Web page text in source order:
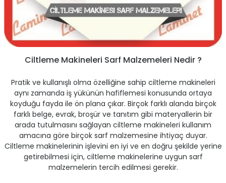
Kartvizit Kutuları
Masaüstü Kalemlikler
Şikayet ve Öneri Kutuları
Makineleri
ve Perforaj Makineleri
Tel Dikiş Makineleri
Ciltleme Makineleri Sarf Malzemeleri Nedir ?
Pratik ve kullanışlı olma özelliğine sahip ciltleme makineleri
aynı zamanda iş yükünün hafiflemesi konusunda ortaya
koyduğu fayda ile ön plana çıkar. Birçok farklı alanda birçok
farklı belge, evrak, broşür ve tanıtım gibi materyallerin bir
arada tutulmasını sağlayan ciltleme makineleri kullanım
amacına göre birçok sarf malzemesine ihtiyaç duyar.
Ciltleme makinelerinin işlevini en iyi ve en doğru şekilde yerine
getirebilmesi için, ciltleme makinelerine uygun sarf
malzemelerin tercih edilmesi gerekir.